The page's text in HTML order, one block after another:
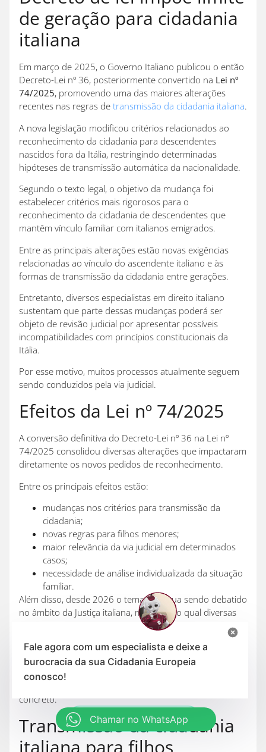
de geração para cidadania
italiana
Em março de 2025, o Governo Italiano publicou o então
Decreto-Lei nº 36, posteriormente convertido na Lei nº
74/2025, promovendo uma das maiores alterações
recentes nas regras de transmissão da cidadania italiana.
A nova legislação modificou critérios relacionados ao
reconhecimento da cidadania para descendentes
nascidos fora da Itália, restringindo determinadas
hipóteses de transmissão automática da nacionalidade.
Segundo o texto legal, o objetivo da mudança foi
estabelecer critérios mais rigorosos para o
reconhecimento da cidadania de descendentes que
mantêm vínculo familiar com italianos emigrados.
Entre as principais alterações estão novas exigências
relacionadas ao vínculo do ascendente italiano e às
formas de transmissão da cidadania entre gerações.
Entretanto, diversos especialistas em direito italiano
sustentam que parte dessas mudanças poderá ser
objeto de revisão judicial por apresentar possíveis
incompatibilidades com princípios constitucionais da
Itália.
Por esse motivo, muitos processos atualmente seguem
sendo conduzidos pela via judicial.
Efeitos da Lei nº 74/2025
A conversão definitiva do Decreto-Lei nº 36 na Lei nº
74/2025 consolidou diversas alterações que impactaram
diretamente os novos pedidos de reconhecimento.
Entre os principais efeitos estão:
mudanças nos critérios para transmissão da
cidadania;
novas regras para filhos menores;
maior relevância da via judicial em determinados
casos;
necessidade de análise individualizada da situação
familiar.
Além disso, desde 2026 o tema continua sendo debatido
no âmbito da Justiça italiana, motivo pelo qual diversas
decisões judiciais vêm sendo acompanhadas
italianos.
Por isso, antes de concluir que perdeu ou não o direito à
concreto.
Transmissão da cidadania
Fale agora com um especialista e deixe a
burocracia da sua Cidadania Europeia
conosco!
Chamar no WhatsApp